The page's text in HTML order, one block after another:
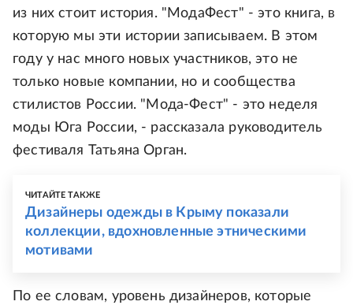
из них стоит история. "МодаФест" - это книга, в
которую мы эти истории записываем. В этом
году у нас много новых участников, это не
только новые компании, но и сообщества
стилистов России. "Мода-Фест" - это неделя
моды Юга России, - рассказала руководитель
фестиваля Татьяна Орган.
ЧИТАЙТЕ ТАКЖЕ
Дизайнеры одежды в Крыму показали
коллекции, вдохновленные этническими
мотивами
По ее словам, уровень дизайнеров, которые